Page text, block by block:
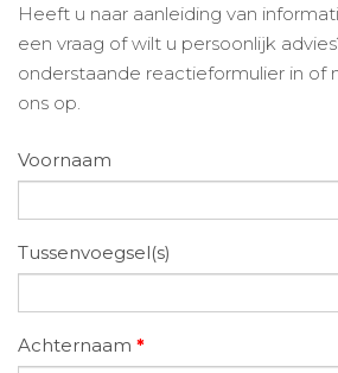
Heeft u naar aanleiding van
een vraag of wilt u persoonlijk
onderstaande reactieformulier in of
ons op.
Voornaam
Tussenvoegsel(s)
Achternaam *